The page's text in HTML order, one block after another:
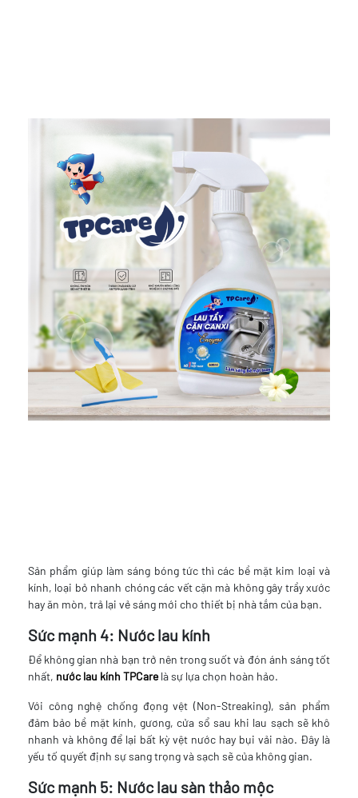
Sản phẩm giúp làm sáng bóng tức thì các bề mặt kim loại và
kính, loại bỏ nhanh chóng các vết cặn mà không gây trầy xước
hay ăn mòn, trả lại vẻ sáng mới cho thiết bị nhà tắm của bạn.
Sức mạnh 4: Nước lau kính
Để không gian nhà bạn trở nên trong suốt và đón ánh sáng tốt
nhất, nước lau kính TPCarelà sự lựa chọn hoàn hảo.
Với công nghệ chống đọng vệt (Non-Streaking), sản phẩm
đảm bảo bề mặt kính, gương, cửa sổ sau khi lau sạch sẽ khô
nhanh và không để lại bất kỳ vệt nước hay bụi vải nào. Đây là
yếu tố quyết định sự sang trọng và sạch sẽ của không gian.
Sức mạnh 5: Nước lau sàn thảo mộc